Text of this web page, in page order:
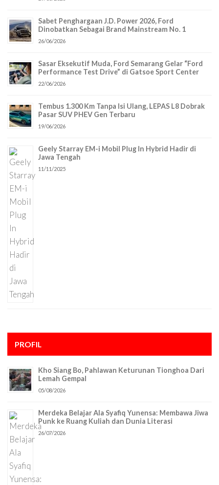
Sabet Penghargaan J.D. Power 2026, Ford
Dinobatkan Sebagai Brand Mainstream No. 1
26/06/2026
Sasar Eksekutif Muda, Ford Semarang Gelar “Ford
Performance Test Drive” di Gatsoe Sport Center
22/06/2026
Tembus 1.300 Km Tanpa Isi Ulang, LEPAS L8 Dobrak
Pasar SUV PHEV Gen Terbaru
19/06/2026
Geely Starray EM-i Mobil Plug In Hybrid Hadir di
Jawa Tengah
11/11/2025
PROFIL
Kho Siang Bo, Pahlawan Keturunan Tionghoa Dari
Lemah Gempal
05/08/2026
Merdeka Belajar Ala Syafiq Yunensa: Membawa Jiwa
Punk ke Ruang Kuliah dan Dunia Literasi
26/07/2026